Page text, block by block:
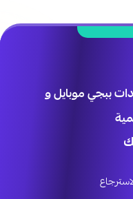
ببجي موبايل و